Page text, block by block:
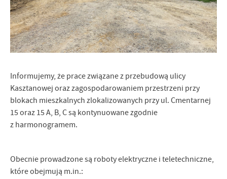
Informujemy, że prace związane z przebudową ulicy
Kasztanowej oraz zagospodarowaniem przestrzeni przy
blokach mieszkalnych zlokalizowanych przy ul. Cmentarnej
15 oraz 15 A, B, C są kontynuowane zgodnie
z harmonogramem.
Obecnie prowadzone są roboty elektryczne i teletechniczne,
które obejmują m.in.:
Firmy te działają w charakterze pośredników prezentujących nasze
treści w postaci wiadomości, ofert, komunikatów mediów
społecznościowych.